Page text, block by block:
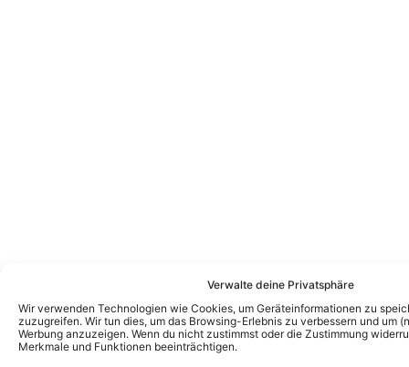
Verwalte deine Privatsphäre
Wir verwenden Technologien wie Cookies, um Geräteinformationen zu
zuzugreifen. Wir tun dies, um das Browsing-Erlebnis zu verbessern und um
Werbung anzuzeigen. Wenn du nicht zustimmst oder die Zustimmung
Merkmale und Funktionen beeinträchtigen.